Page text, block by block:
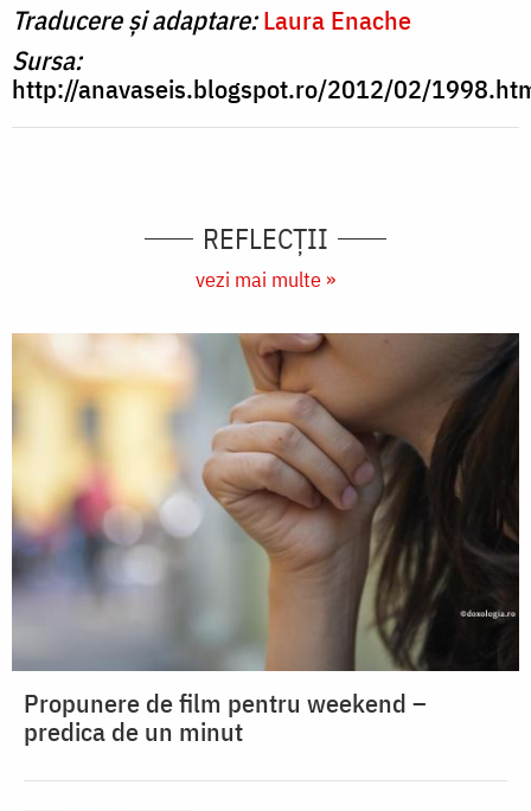
Traducere și adaptare:Laura Enache
Sursa:
http://anavaseis.blogspot.ro/2012/02/
REFLECȚII
vezi mai multe »
Propunere de film pentru weekend –
predica de un minut